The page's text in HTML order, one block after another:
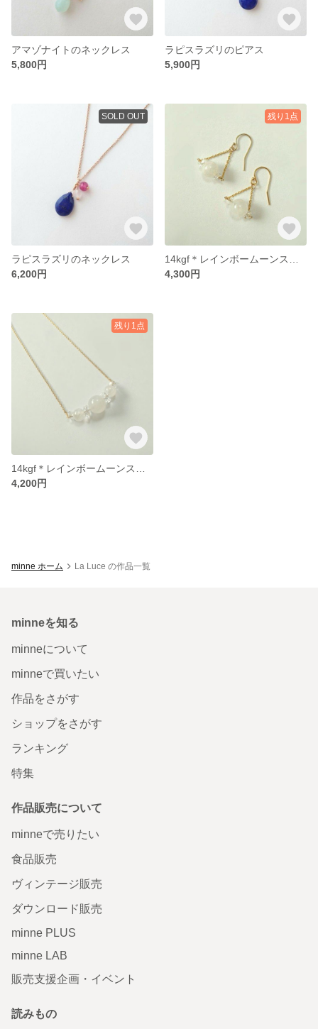
アマゾナイトのネックレス
5,800円
ラピスラズリのピアス
5,900円
SOLD OUT
ラピスラズリのネックレス
6,200円
残り1点
4,300円
残り1点
4,200円
minne ホーム La Luce の作品一覧
minneを知る
minneについて
minneで買いたい
作品をさがす
ショップをさがす
ランキング
特集
作品販売について
minneで売りたい
食品販売
ヴィンテージ販売
ダウンロード販売
minne PLUS
minne LAB
販売支援企画・イベント
読みもの